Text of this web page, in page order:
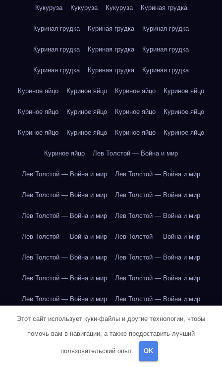
Кукуруза Кукуруза Кукуруза Куриная грудка
Куриная грудка Куриная грудка Куриная грудка
Куриная грудка Куриная грудка Куриная грудка
Куриная грудка Куриная грудка Куриная грудка
Куриное яйцо Куриное яйцо Куриное яйцо Куриное яйцо
Куриное яйцо Куриное яйцо Куриное яйцо Куриное яйцо
Куриное яйцо Куриное яйцо Куриное яйцо Куриное яйцо
Куриное яйцо Лев Толстой — Война и мир
Лев Толстой — Война и мир Лев Толстой — Война и мир
Лев Толстой — Война и мир Лев Толстой — Война и мир
Лев Толстой — Война и мир Лев Толстой — Война и мир
Лев Толстой — Война и мир Лев Толстой — Война и мир
Лев Толстой — Война и мир Лев Толстой — Война и мир
Лев Толстой — Война и мир Лев Толстой — Война и мир
Лев Толстой — Война и мир Лев Толстой — Война и мир
Лондон Лондон Лондон Лондон Лондон Лондон
Лондон
Лондон Лос-Анджелес
Этот сайт использует куки-файлы и другие технологии, чтобы
помочь вам в навигации, а также предоставить лучший
пользовательский опыт. OK